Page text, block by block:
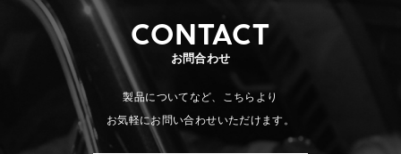
CONTACT
お問合わせ
製品についてなど、こちらより
お気軽にお問い合わせいただけます。